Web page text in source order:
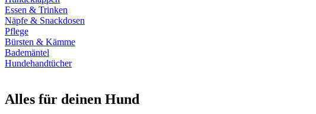
Essen & Trinken
Näpfe & Snackdosen
Pflege
Bürsten & Kämme
Bademäntel
Hundehandtücher
Alles für deinen Hund